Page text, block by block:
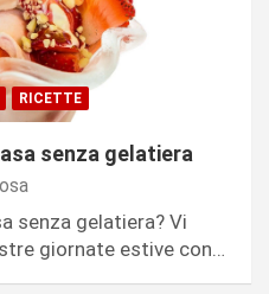
RICETTE
senza gelatiera
senza gelatiera? Vi
giornate estive con…